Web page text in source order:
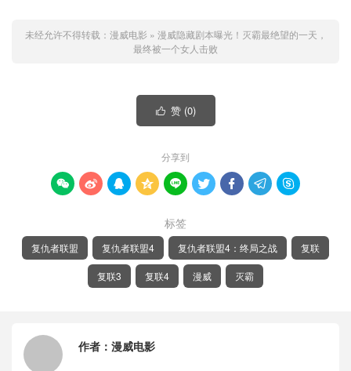
未经允许不得转载： 漫威电影 » 漫威隐藏剧本曝光！灭霸最绝望的一天，
最终被一个女人击败
 赞 (0)
分享到
        
标签
复仇者联盟 复仇者联盟4 复仇者联盟4：终局之战 复联
复联3 复联4 漫威 灭霸
作者： 漫威电影